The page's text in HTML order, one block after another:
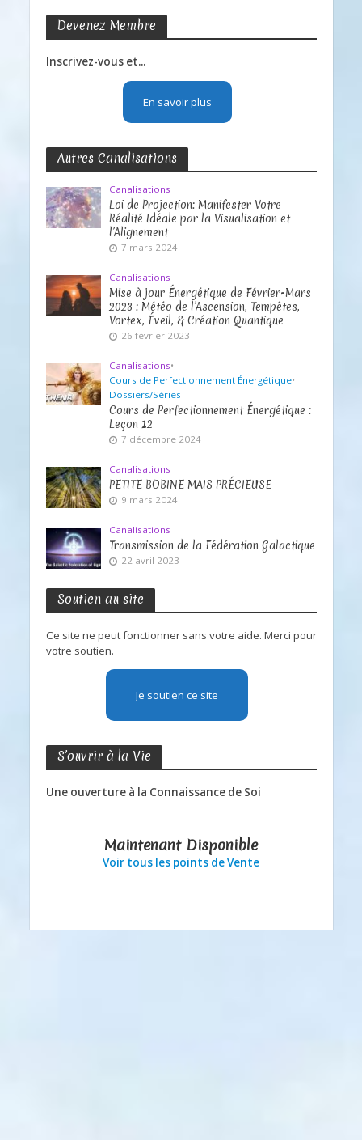
Devenez Membre
Inscrivez-vous et...
En savoir plus
Autres Canalisations
Canalisations
Loi de Projection: Manifester Votre
Réalité Idéale par la Visualisation et
l’Alignement
7 mars 2024
Canalisations
Mise à jour Énergétique de Février-Mars
2023 : Météo de l’Ascension, Tempêtes,
Vortex, Éveil, & Création Quantique
26 février 2023
Canalisations•
Cours de Perfectionnement Énergétique•
Dossiers/Séries
Cours de Perfectionnement Énergétique :
Leçon 12
7 décembre 2024
Canalisations
PETITE BOBINE MAIS PRÉCIEUSE
9 mars 2024
Canalisations
Transmission de la Fédération Galactique
22 avril 2023
Soutien au site
Ce site ne peut fonctionner sans votre aide. Merci pour
votre soutien.
Je soutien ce site
S’ouvrir à la Vie
Une ouverture à la Connaissance de Soi
Maintenant Disponible
Voir tous les points de Vente